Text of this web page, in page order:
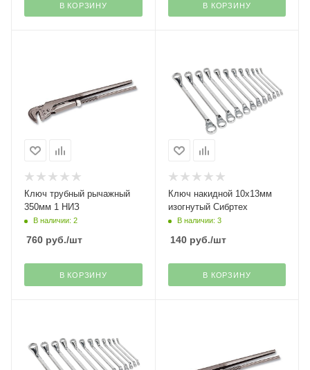
В КОРЗИНУ В КОРЗИНУ
Ключ трубный рычажный
350мм 1 НИЗ
В наличии: 2
760 руб./шт
В КОРЗИНУ
Ключ накидной 10х13мм
изогнутый Сибртех
В наличии: 3
140руб./шт
В КОРЗИНУ